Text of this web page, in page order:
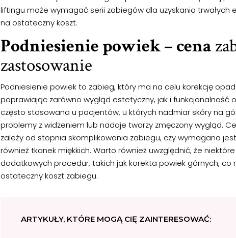
liftingu może wymagać serii zabiegów dla uzyskania trwałych
na ostateczny koszt.
Podniesienie powiek – cena
zastosowanie
Podniesienie powiek to zabieg, który ma na celu korekcję
poprawiając zarówno wygląd estetyczny, jak i funkcjonalność
często stosowana u pacjentów, u których nadmiar skóry na
problemy z widzeniem lub nadaje twarzy zmęczony wygląd.
zależy od stopnia skomplikowania zabiegu, czy wymagana
również tkanek miękkich. Warto również uwzględnić, że
dodatkowych procedur, takich jak korekta powiek górnych, co
ostateczny koszt zabiegu.
ARTYKUŁY, KTÓRE MOGĄ CIĘ ZAINTERESOWAĆ: